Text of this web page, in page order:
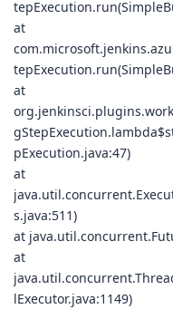
at
at
pExecution.java:47)
at
s.java:511)
at
at
lExecutor.java:1149)